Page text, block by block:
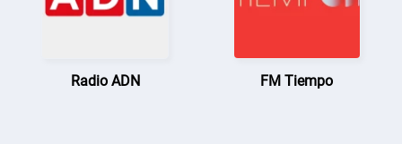
Radio ADN FM Tiempo